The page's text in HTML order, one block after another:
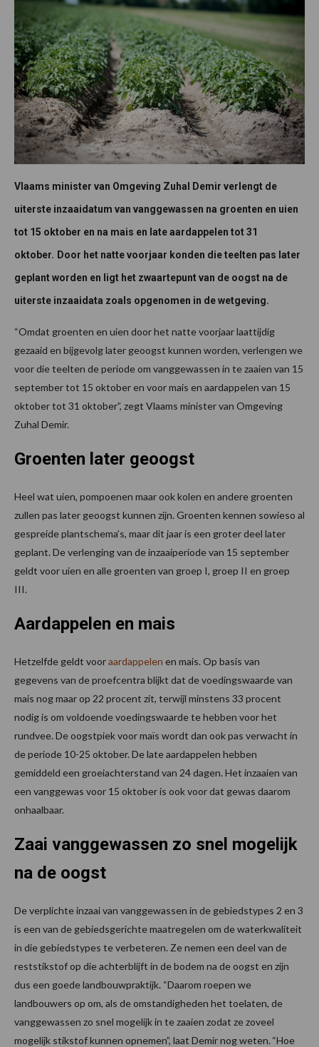
Vlaams minister van Omgeving Zuhal Demir verlengt de
uiterste inzaaidatum van vanggewassen na groenten en uien
tot 15 oktober en na mais en late aardappelen tot 31
oktober. Door het natte voorjaar konden die teelten pas later
geplant worden en ligt het zwaartepunt van de oogst na de
uiterste inzaaidata zoals opgenomen in de wetgeving.
“Omdat groenten en uien door het natte voorjaar laattijdig
gezaaid en bijgevolg later geoogst kunnen worden, verlengen we
voor die teelten de periode om vanggewassen in te zaaien van 15
september tot 15 oktober en voor mais en aardappelen van 15
oktober tot 31 oktober”, zegt Vlaams minister van Omgeving
Zuhal Demir. ​
Groenten later geoogst
Heel wat uien, pompoenen maar ook kolen en andere groenten
zullen pas later geoogst kunnen zijn. Groenten kennen sowieso al
gespreide plantschema’s, maar dit jaar is een groter deel later
geplant. De verlenging van de inzaaiperiode van 15 september
geldt voor uien en alle groenten van groep I, groep II en groep
III. ​ ​
Aardappelen en mais
Hetzelfde geldt vooraardappelen en mais. Op basis van
gegevens van de proefcentra blijkt dat de voedingswaarde van
mais nog maar op 22 procent zit, terwijl minstens 33 procent
nodig is om voldoende voedingswaarde te hebben voor het
rundvee. De oogstpiek voor maïs wordt dan ook pas verwacht in
de periode 10-25 oktober. De late aardappelen hebben
gemiddeld een groeiachterstand van 24 dagen. Het inzaaien van
een vanggewas voor 15 oktober is ook voor dat gewas daarom
onhaalbaar. ​
Zaai vanggewassen zo snel mogelijk
na de oogst ​
De verplichte inzaai van vanggewassen in de gebiedstypes 2 en 3
is een van de gebiedsgerichte maatregelen om de waterkwaliteit
in die gebiedstypes te verbeteren. Ze nemen een deel van de
reststikstof op die achterblijft in de bodem na de oogst en zijn
dus een goede landbouwpraktijk. “Daarom roepen we
landbouwers op om, als de omstandigheden het toelaten, de
vanggewassen zo snel mogelijk in te zaaien zodat ze zoveel
mogelijk stikstof kunnen opnemen”, laat Demir nog weten. “Hoe